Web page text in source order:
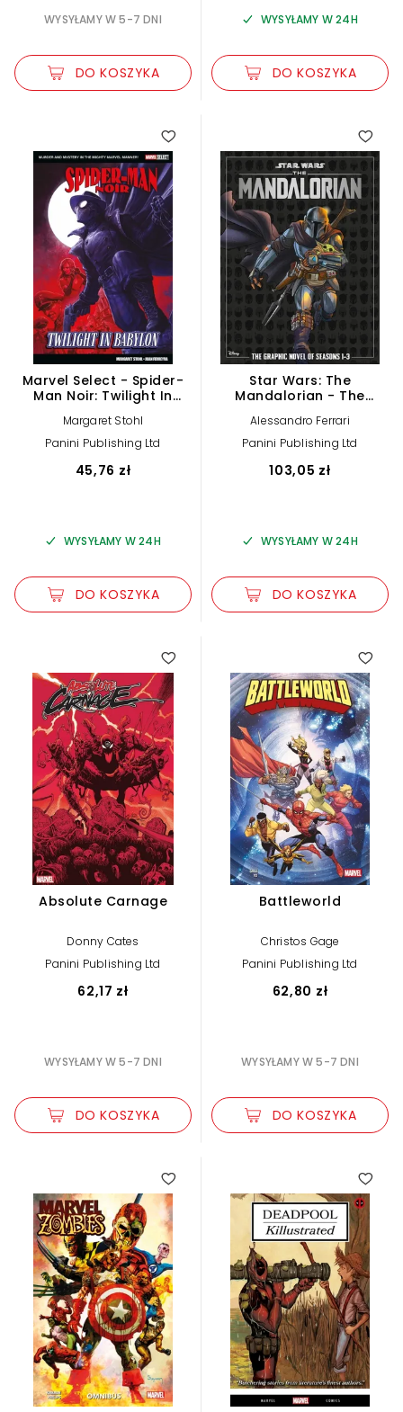
WYSYŁAMY W 5-7 DNI
DO KOSZYKA
WYSYŁAMY W 24H
DO KOSZYKA
Marvel Select - Spider-
Man Noir: Twilight In
Margaret Stohl
Panini Publishing Ltd
45,76 zł
WYSYŁAMY W 24H
DO KOSZYKA
Star Wars: The
Mandalorian - The
Seasons 1-3
Alessandro Ferrari
Panini Publishing Ltd
103,05 zł
WYSYŁAMY W 24H
DO KOSZYKA
Absolute Carnage
Donny Cates
Panini Publishing Ltd
62,17 zł
WYSYŁAMY W 5-7 DNI
DO KOSZYKA
Battleworld
Christos Gage
Panini Publishing Ltd
62,80 zł
WYSYŁAMY W 5-7 DNI
DO KOSZYKA